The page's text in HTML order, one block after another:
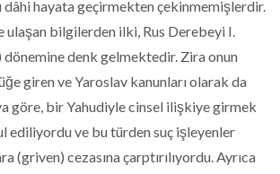
dâhi hayata geçirmekten çekinmemişlerdir.
ulaşan bilgilerden ilki, Rus Derebeyi I.
dönemine denk gelmektedir. Zira onun
giren ve Yaroslav kanunları olarak da
göre, bir Yahudiyle cinsel ilişkiye girmek
ediliyordu ve bu türden suç işleyenler
(griven) cezasına çarptırılıyordu. Ayrıca